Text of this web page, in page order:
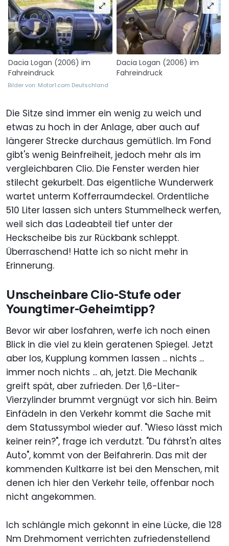
Dacia Logan (2006) im
Fahreindruck
Dacia Logan (2006) im
Fahreindruck
Bilder von: Motor1.com Deutschland
Die Sitze sind immer ein wenig zu weich und
etwas zu hoch in der Anlage, aber auch auf
längerer Strecke durchaus gemütlich. Im Fond
gibt's wenig Beinfreiheit, jedoch mehr als im
vergleichbaren Clio. Die Fenster werden hier
stilecht gekurbelt. Das eigentliche Wunderwerk
wartet unterm Kofferraumdeckel. Ordentliche
510 Liter lassen sich unters Stummelheck werfen,
weil sich das Ladeabteil tief unter der
Heckscheibe bis zur Rückbank schleppt.
Überraschend! Hatte ich so nicht mehr in
Erinnerung.
Unscheinbare Clio-Stufe oder
Youngtimer-Geheimtipp?
Bevor wir aber losfahren, werfe ich noch einen
Blick in die viel zu klein geratenen Spiegel. Jetzt
aber los, Kupplung kommen lassen ... nichts ...
immer noch nichts ... ah, jetzt. Die Mechanik
greift spät, aber zufrieden. Der 1,6-Liter-
Vierzylinder brummt vergnügt vor sich hin. Beim
Einfädeln in den Verkehr kommt die Sache mit
dem Statussymbol wieder auf. "Wieso lässt mich
keiner rein?", frage ich verdutzt. "Du fährst'n altes
Auto", kommt von der Beifahrerin. Das mit der
kommenden Kultkarre ist bei den Menschen, mit
denen ich hier den Verkehr teile, offenbar noch
nicht angekommen.
Ich schlängle mich gekonnt in eine Lücke, die 128
Nm Drehmoment verrichten zufriedenstellend